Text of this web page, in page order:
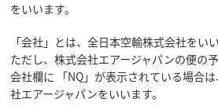
をいいます。
「会社」とは、全日本空輸株式会社をいい
ただし、株式会社エアージャパンの便の
会社欄に 「NQ」が表示されている場合
社エアージャパンをいいます。